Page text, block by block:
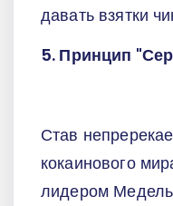
давать взятки
5. Принцип
Став
кокаинового
лидером